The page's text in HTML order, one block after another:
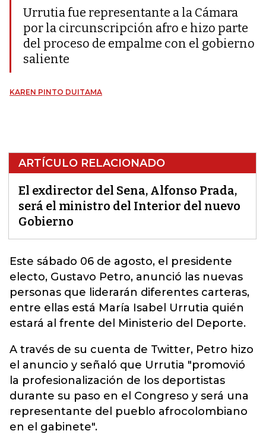
Urrutia fue representante a la Cámara
por la circunscripción afro e hizo parte
del proceso de empalme con el gobierno
saliente
KAREN PINTO DUITAMA
ARTÍCULO RELACIONADO
El exdirector del Sena, Alfonso Prada,
será el ministro del Interior del nuevo
Gobierno
Este sábado 06 de agosto, el presidente
electo, Gustavo Petro, anunció las nuevas
personas que liderarán diferentes carteras,
entre ellas está María Isabel Urrutia quién
estará al frente del Ministerio del Deporte.
A través de su cuenta de Twitter, Petro hizo
el anuncio y señaló que Urrutia "promovió
la profesionalización de los deportistas
durante su paso en el Congreso y será una
representante del pueblo afrocolombiano
en el gabinete".